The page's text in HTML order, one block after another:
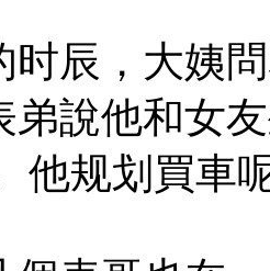
时辰，大姨
弟說他和女
他规划買車